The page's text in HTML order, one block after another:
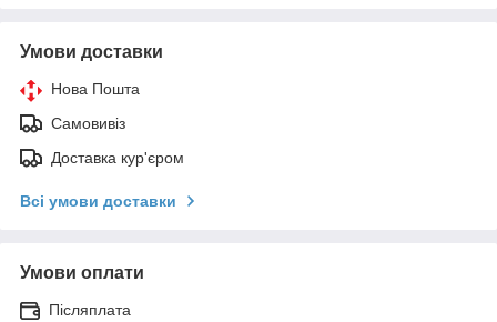
Умови доставки
Нова Пошта
Самовивіз
Доставка кур'єром
Всі умови доставки
Умови оплати
Післяплата